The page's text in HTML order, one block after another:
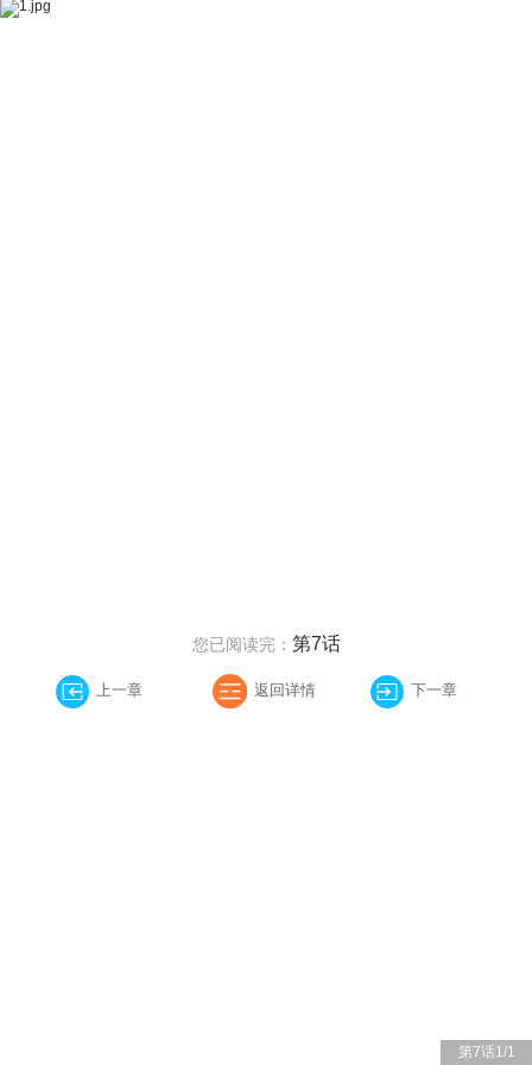
第7话1/1
您已阅读完： 第7话
上一章 返回详情 下一章